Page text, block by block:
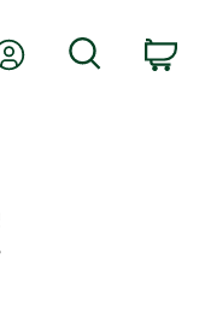
My AccountSearch